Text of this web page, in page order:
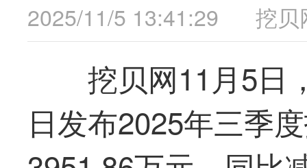
2025/11/5 13:41:29 挖贝
挖贝网11月5日
日发布2025年三季